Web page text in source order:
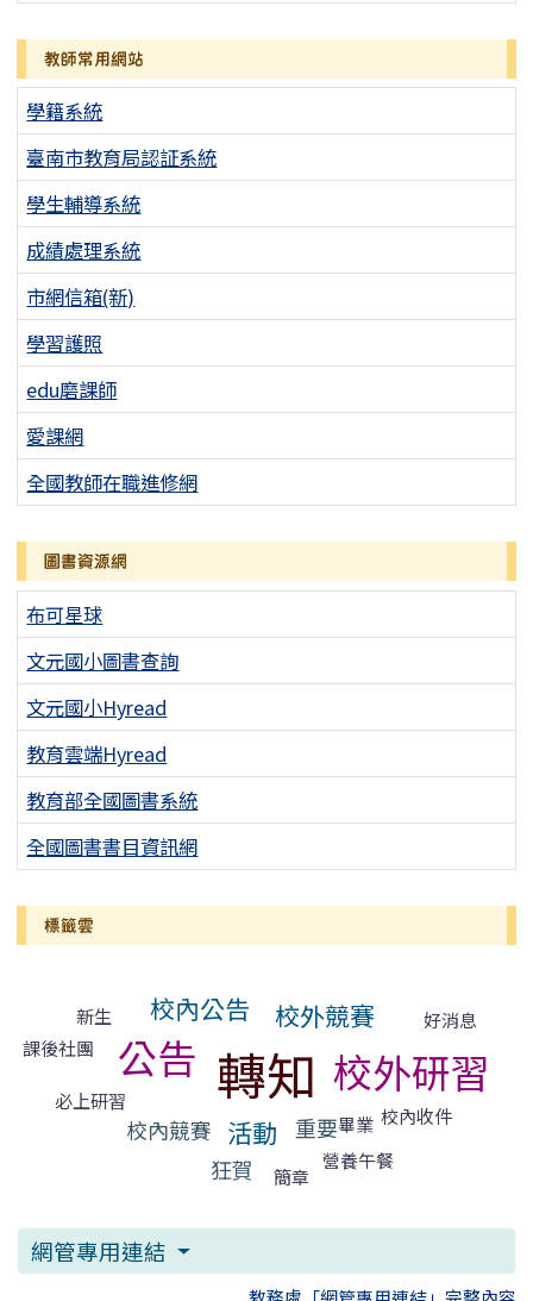
教師常用網站
學籍系統
臺南市教育局認証系統
學生輔導系統
成績處理系統
市網信箱(新)
學習護照
edu磨課師
愛課網
全國教師在職進修網
圖書資源網
布可星球
文元國小圖書查詢
文元國小Hyread
教育雲端Hyread
教育部全國圖書系統
全國圖書書目資訊網
標籤雲
新生 校內公告 校外競賽
課後社團 公告
好消息
轉知 校外研習
必上研習
校內競賽 活動 重要畢業 校內收件
狂賀 簡章
營養午餐
網管專用連結